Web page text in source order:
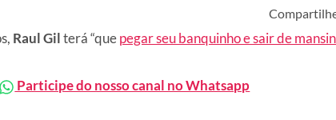
Raul Gilterá “quepegar seu banquinho e sair de
Participe do nosso canal no Whatsapp